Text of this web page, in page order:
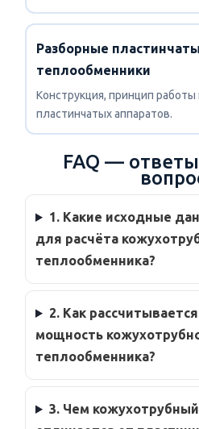
Разборные
теплообменники
Конструкция, принцип
пластинчатых аппаратов.
FAQ —
1. Какие исходные
для расчёта
теплообменника?
2. Как
мощность
теплообменника?
3. Чем